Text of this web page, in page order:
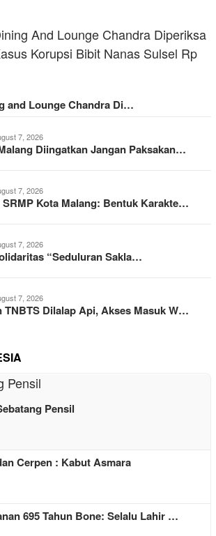
and Lounge Chandra Di…
7, 2026
Diingatkan Jangan Paksakan…
7, 2026
SRMP Kota Malang: Bentuk Karakte…
7, 2026
“Seduluran Sakla…
7, 2026
TNBTS Dilalap Api, Akses Masuk W…
Pensil
Cerpen : Kabut Asmara
695 Tahun Bone: Selalu Lahir …